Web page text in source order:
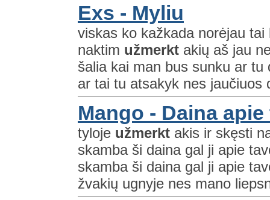
Exs - Myliu
viskas ko kažkada norėjau
naktim užmerkt akių aš jau
šalia kai man bus sunku ar
ar tai tu atsakyk nes jaučiuos
Mango - Daina apie
tyloje užmerkt akis ir skęsti
skamba ši daina gal ji apie
skamba ši daina gal ji apie
žvakių ugnyje nes mano